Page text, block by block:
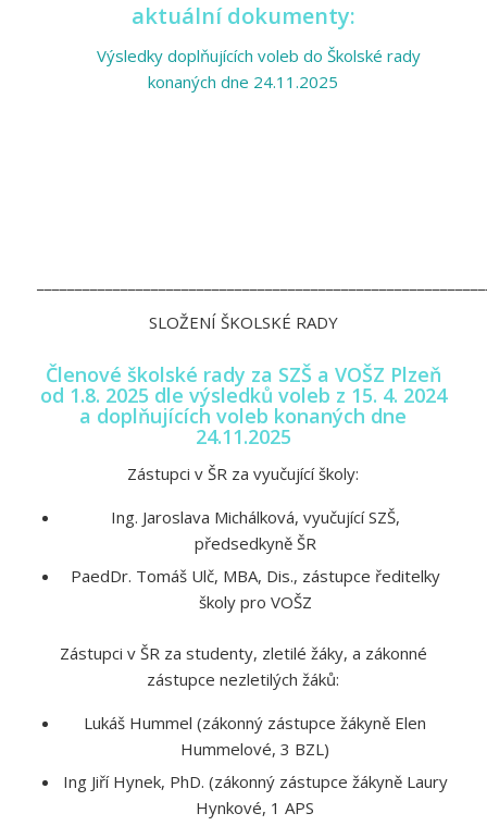
aktuální dokumenty:
Výsledky doplňujících voleb do Školské rady
konaných dne 24.11.2025
SLOŽENÍ ŠKOLSKÉ RADY
Členové školské rady za SZŠ a VOŠZ Plzeň
od 1.8. 2025 dle výsledků voleb z 15. 4. 2024
a doplňujících voleb konaných dne
24.11.2025
Zástupci v ŠR za vyučující školy:
Ing. Jaroslava Michálková, vyučující SZŠ,
předsedkyně ŠR
PaedDr. Tomáš Ulč, MBA, Dis., zástupce ředitelky
školy pro VOŠZ
Zástupci v ŠR za studenty, zletilé žáky, a zákonné
zástupce nezletilých žáků:
Lukáš Hummel (zákonný zástupce žákyně Elen
Hummelové, 3 BZL)
Ing Jiří Hynek, PhD. (zákonný zástupce žákyně Laury
Hynkové, 1 APS